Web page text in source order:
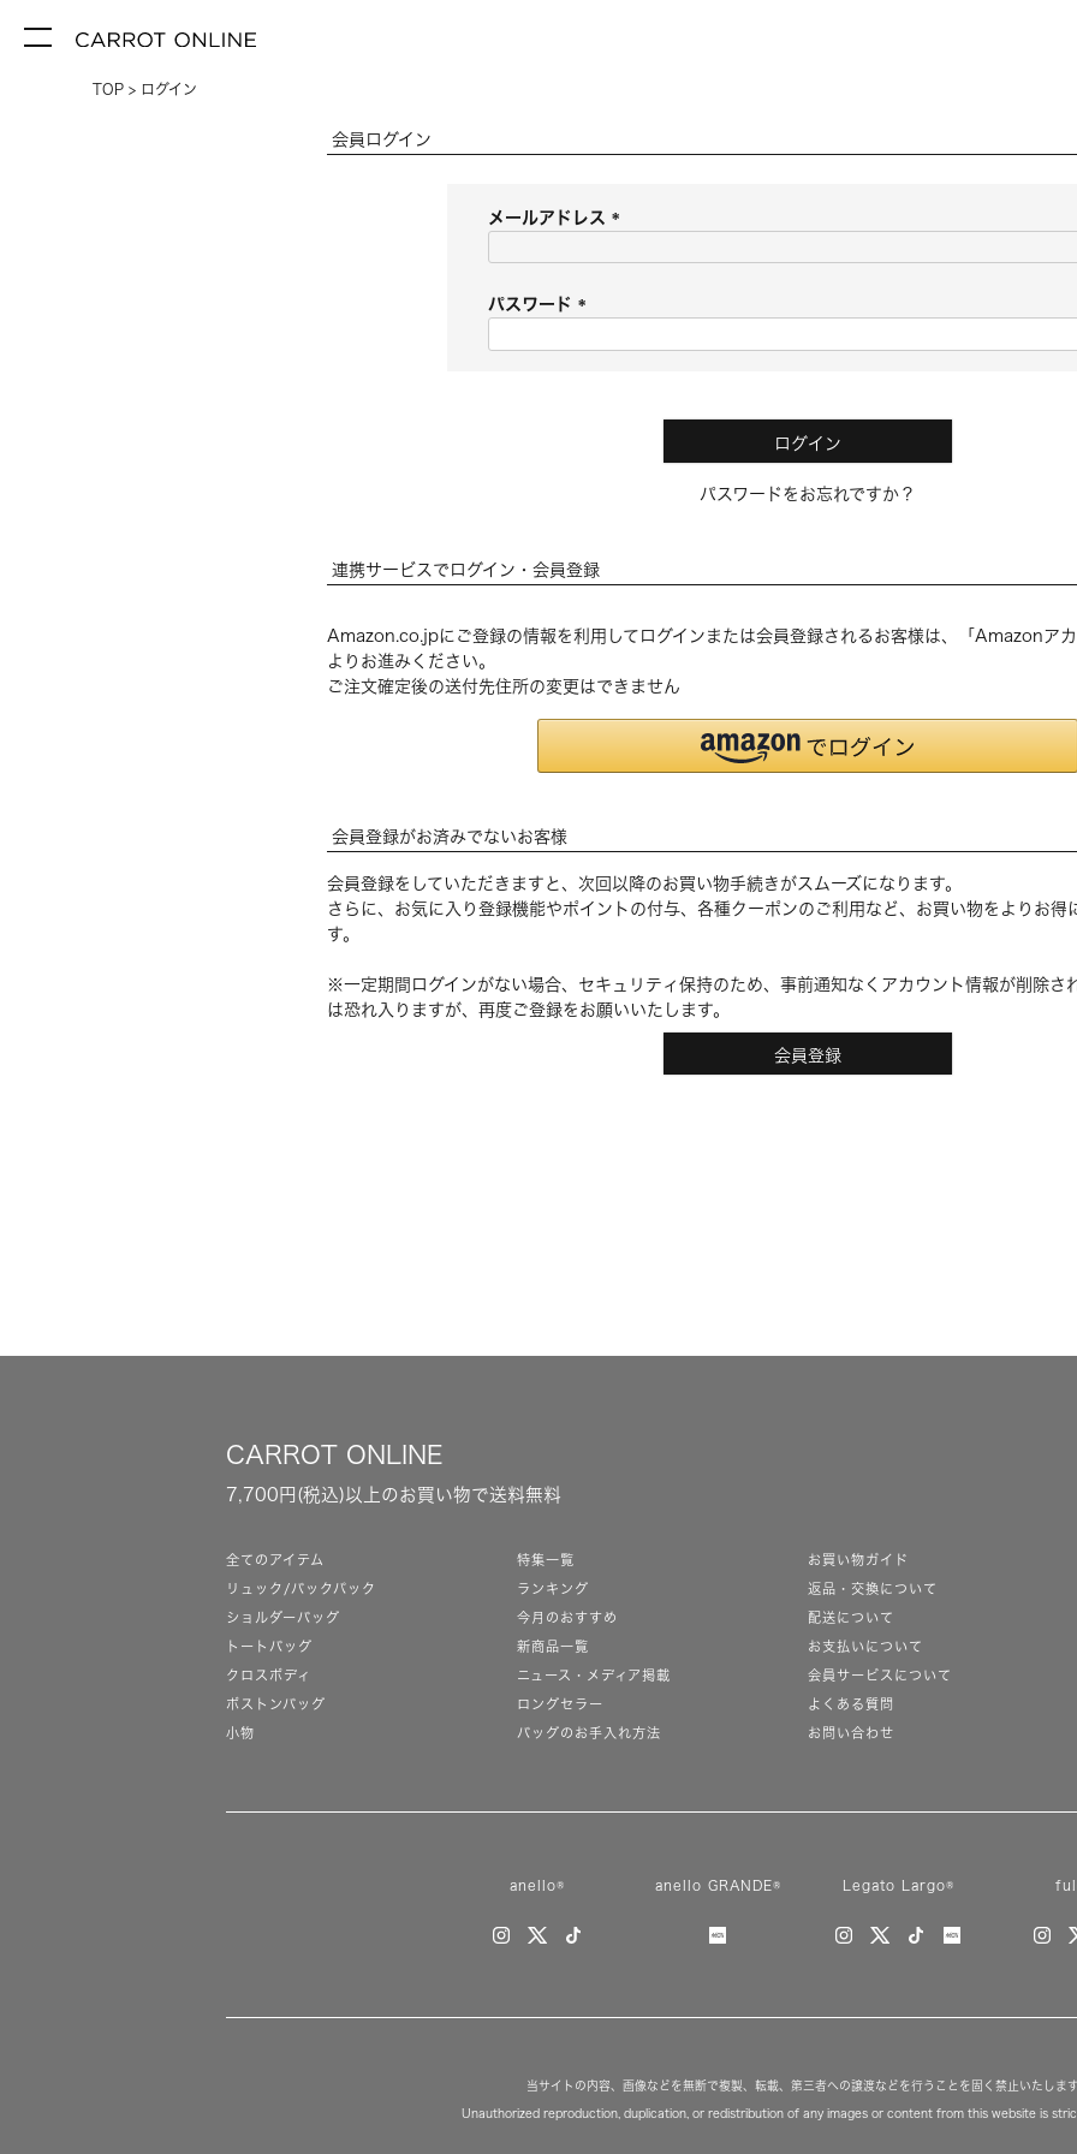
TOP ログイン
会員ログイン
メールアドレス
パスワード
ログイン
パスワードをお忘れですか？
連携サービスでログイン・会員登録
Amazon.co.jpにご登録の情報を利用してログインまたは会員登録されるお客様は、「Amazonア
よりお進みください。
ご注文確定後の送付先住所の変更はできません
会員登録がお済みでないお客様
会員登録をしていただきますと、次回以降のお買い物手続きがスムーズになります。
さらに、お気に入り登録機能やポイントの付与、各種クーポンのご利用など、お買い物をよりお得
す。
※一定期間ログインがない場合、セキュリティ保持のため、事前通知なくアカウント情報が削除さ
は恐れ入りますが、再度ご登録をお願いいたします。
会員登録
CARROT ONLINE
7,700円(税込)以上のお買い物で送料無料
全てのアイテム
リュック/バックパック
ショルダーバッグ
トートバッグ
クロスボディ
ボストンバッグ
小物
特集一覧
ランキング
今月のおすすめ
新商品一覧
ニュース・メディア掲載
ロングセラー
バッグのお手入れ方法
お買い物ガイド
返品・交換について
配送について
お支払いについて
会員サービスについて
よくある質問
お問い合わせ
anello® anello GRANDE® Legato Largo®
当サイトの内容、画像などを無断で複製、転載、第三者への譲渡などを行うことを固く禁止いたします
Unauthorized reproduction, duplication, or redistribution of any images or content from this website is